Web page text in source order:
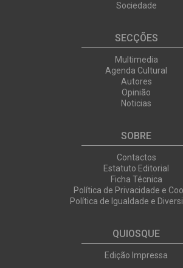
Sociedade
SECÇÕES
Multimedia
Agenda Cultural
Autores
Opinião
Noticias
SOBRE
Contactos
Estatuto Editorial
Ficha Técnica
Política de Privacidade e
Política de Igualdade e
QUIOSQUE
Edição Impressa